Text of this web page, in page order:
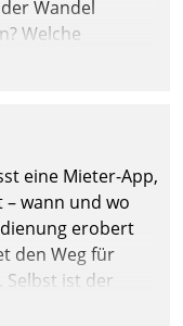
Wandel
Welche
eine Mieter-App,
wann und wo
erobert
den Weg für
Selbst ist der